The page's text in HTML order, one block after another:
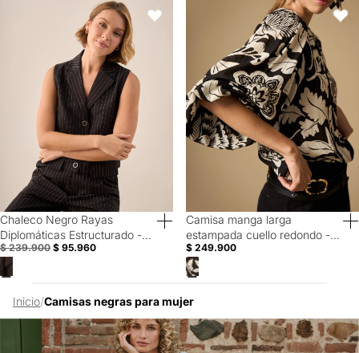
Chaleco Negro Rayas Diplomáticas Estructurado - Negro
60% Off
Chaleco Negro Rayas
Diplomáticas Estructurado -
Negro
$ 239.900 $ 95.960
Favoritos
Camisa manga larga
40% Off
Camisa manga larga
estampada cuello redondo -
Negro
$ 249.900
Inicio/Camisas negras para mujer